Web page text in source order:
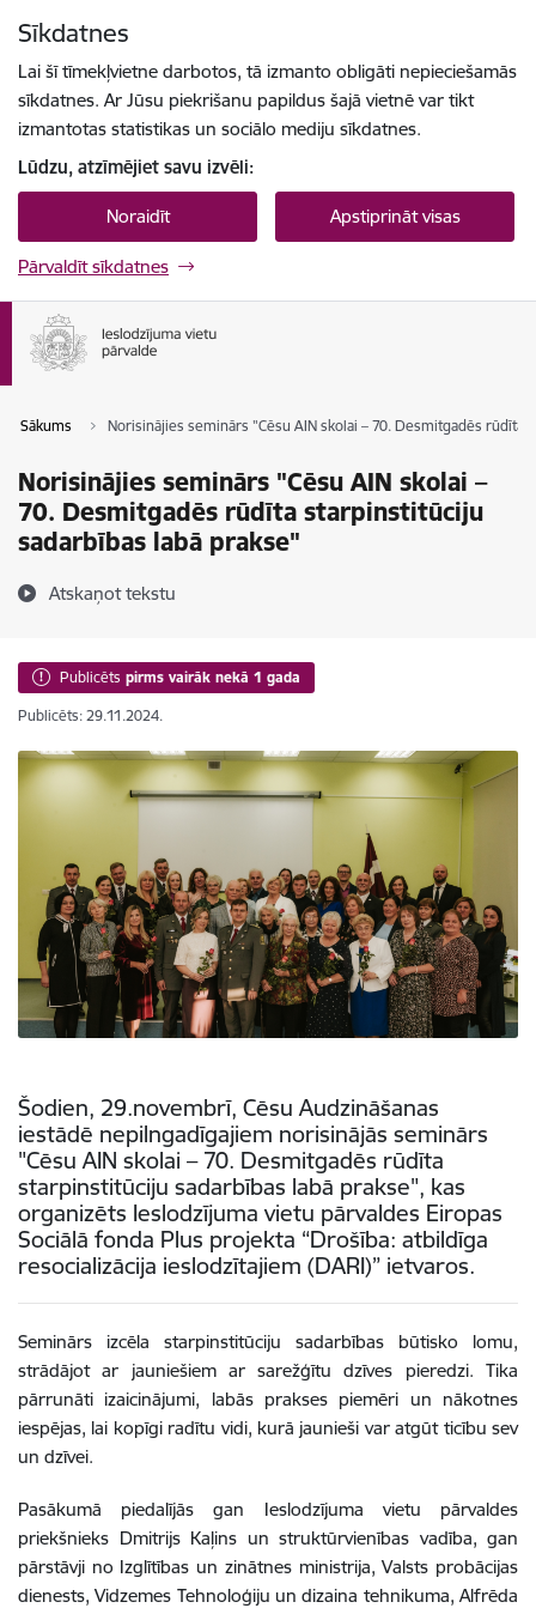
Sīkdatnes
Lai šī tīmekļvietne darbotos, tā izmanto obligāti nepieciešamās
sīkdatnes. Ar Jūsu piekrišanu papildus šajā vietnē var tikt
izmantotas statistikas un sociālo mediju sīkdatnes.
Lūdzu, atzīmējiet savu izvēli:
Noraidīt Apstiprināt visas
Pārvaldīt sīkdatnes
Sākums Norisinājies seminārs "Cēsu AIN skolai – 70. Desmitgadēs rūdīta
Norisinājies seminārs "Cēsu AIN skolai –
70. Desmitgadēs rūdīta starpinstitūciju
sadarbības labā prakse"
Atskaņot tekstu
Publicēts pirms vairāk nekā 1 gada
Publicēts: 29.11.2024.
Šodien, 29.novembrī, Cēsu Audzināšanas
iestādē nepilngadīgajiem norisinājās seminārs
"Cēsu AIN skolai – 70. Desmitgadēs rūdīta
starpinstitūciju sadarbības labā prakse", kas
organizēts Ieslodzījuma vietu pārvaldes Eiropas
Sociālā fonda Plus projekta “Drošība: atbildīga
resocializācija ieslodzītajiem (DARI)” ietvaros.
Seminārs izcēla starpinstitūciju sadarbības būtisko lomu,
strādājot ar jauniešiem ar sarežģītu dzīves pieredzi. Tika
pārrunāti izaicinājumi, labās prakses piemēri un nākotnes
iespējas, lai kopīgi radītu vidi, kurā jaunieši var atgūt ticību sev
un dzīvei.
Pasākumā piedalījās gan Ieslodzījuma vietu pārvaldes
priekšnieks Dmitrijs Kaļins un struktūrvienības vadība, gan
pārstāvji no Izglītības un zinātnes ministrija, Valsts probācijas
dienests, Vidzemes Tehnoloģiju un dizaina tehnikuma, Alfrēda